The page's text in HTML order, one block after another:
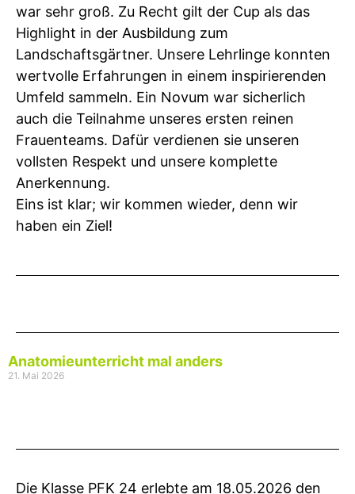
war sehr groß. Zu Recht gilt der Cup als das
Highlight in der Ausbildung zum
Landschaftsgärtner. Unsere Lehrlinge konnten
wertvolle Erfahrungen in einem inspirierenden
Umfeld sammeln. Ein Novum war sicherlich
auch die Teilnahme unseres ersten reinen
Frauenteams. Dafür verdienen sie unseren
vollsten Respekt und unsere komplette
Anerkennung.
Eins ist klar; wir kommen wieder, denn wir
haben ein Ziel!
Anatomieunterricht mal anders
21. Mai 2026
Die Klasse PFK 24 erlebte am 18.05.2026 den